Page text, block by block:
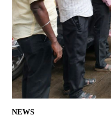
NEWS